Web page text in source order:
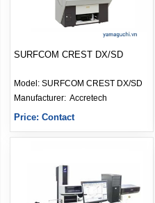
SURFCOM CREST DX/SD
Model: SURFCOM CREST DX/SD
Accretech
Price: Contact